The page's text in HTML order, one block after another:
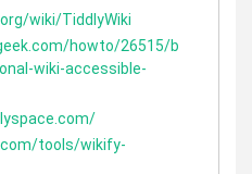
wiki/TiddlyWiki
howto/26515/b
wiki-accessible-
tools/wikify-